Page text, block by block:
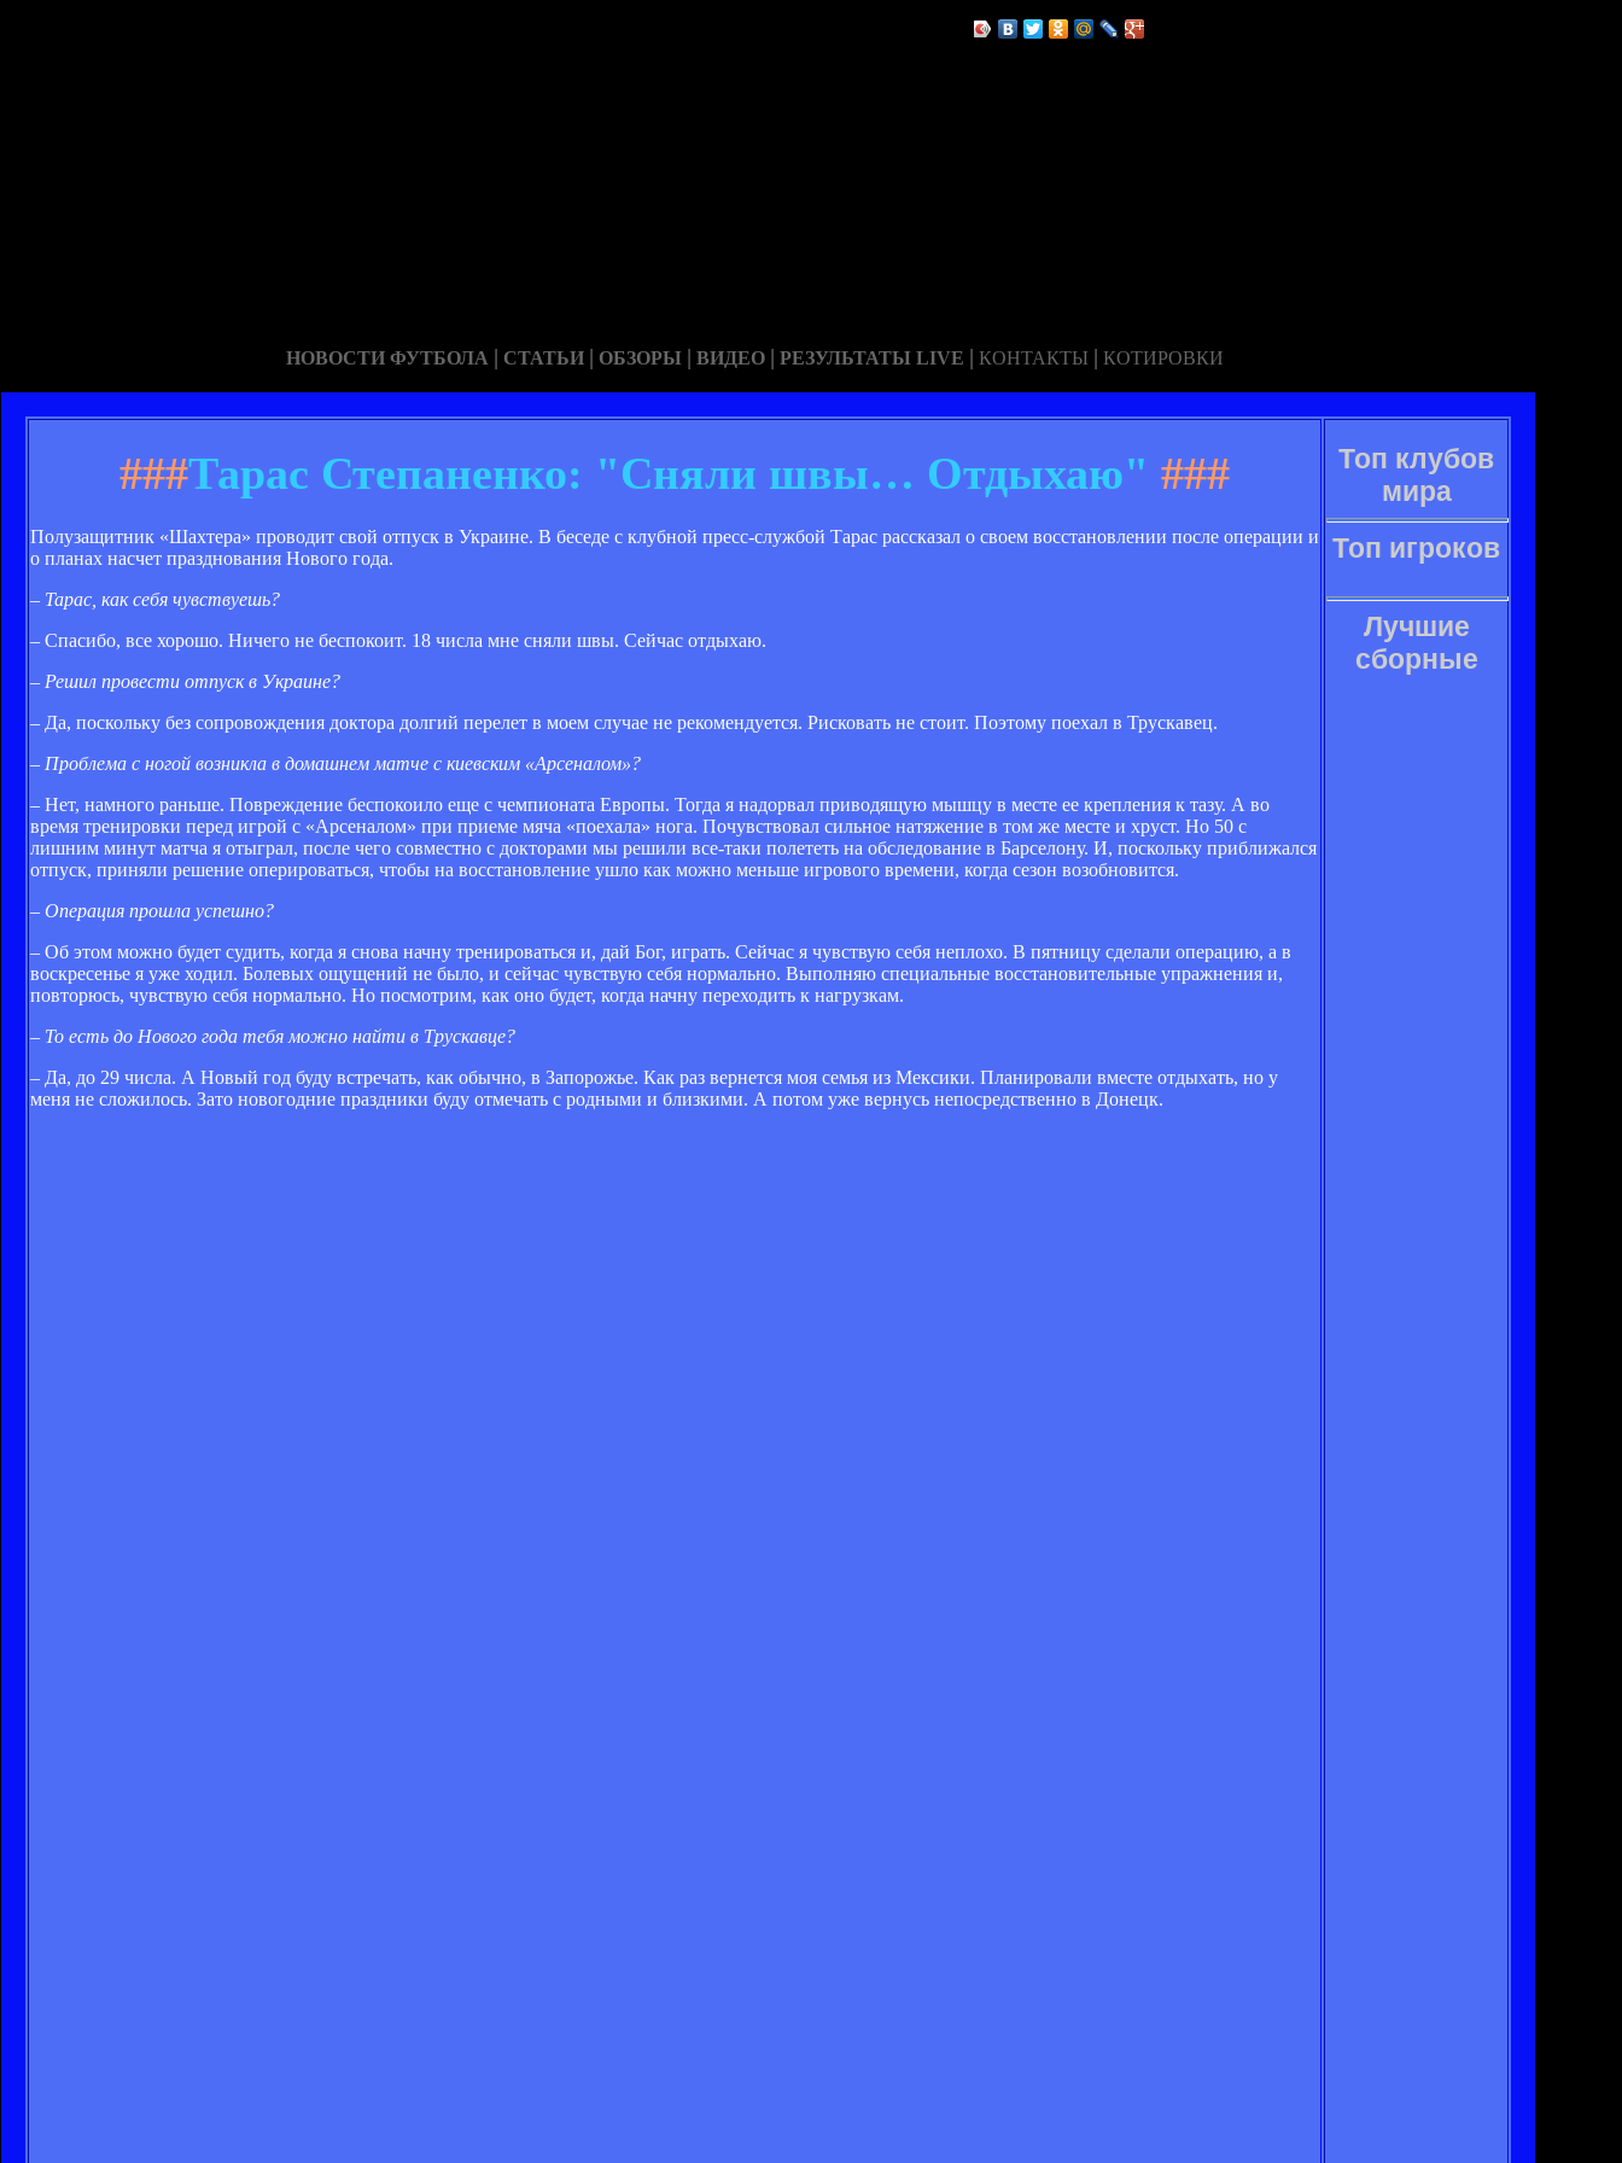
НОВОСТИ ФУТБОЛА | СТАТЬИ | ОБЗОРЫ | ВИДЕО | РЕЗУЛЬТАТЫ LIVE | КОНТАКТЫ | КОТИРОВКИ
###Тарас Степаненко: "Сняли швы… Отдыхаю" ###
Полузащитник «Шахтера» проводит свой отпуск в Украине. В беседе с клубной пресс-службой Тарас рассказал о своем восстановлении после операции и
о планах насчет празднования Нового года.
– Тарас, как себя чувствуешь?
– Спасибо, все хорошо. Ничего не беспокоит. 18 числа мне сняли швы. Сейчас отдыхаю.
– Решил провести отпуск в Украине?
– Да, поскольку без сопровождения доктора долгий перелет в моем случае не рекомендуется. Рисковать не стоит. Поэтому поехал в Трускавец.
– Проблема с ногой возникла в домашнем матче с киевским «Арсеналом»?
– Нет, намного раньше. Повреждение беспокоило еще с чемпионата Европы. Тогда я надорвал приводящую мышцу в месте ее крепления к тазу. А во
время тренировки перед игрой с «Арсеналом» при приеме мяча «поехала» нога. Почувствовал сильное натяжение в том же месте и хруст. Но 50 с
лишним минут матча я отыграл, после чего совместно с докторами мы решили все-таки полететь на обследование в Барселону. И, поскольку приближался
отпуск, приняли решение оперироваться, чтобы на восстановление ушло как можно меньше игрового времени, когда сезон возобновится.
– Операция прошла успешно?
– Об этом можно будет судить, когда я снова начну тренироваться и, дай Бог, играть. Сейчас я чувствую себя неплохо. В пятницу сделали операцию, а в
воскресенье я уже ходил. Болевых ощущений не было, и сейчас чувствую себя нормально. Выполняю специальные восстановительные упражнения и,
повторюсь, чувствую себя нормально. Но посмотрим, как оно будет, когда начну переходить к нагрузкам.
– То есть до Нового года тебя можно найти в Трускавце?
– Да, до 29 числа. А Новый год буду встречать, как обычно, в Запорожье. Как раз вернется моя семья из Мексики. Планировали вместе отдыхать, но у
меня не сложилось. Зато новогодние праздники буду отмечать с родными и близкими. А потом уже вернусь непосредственно в Донецк.
Топ клубов
мира
Топ игроков
Лучшие
сборные